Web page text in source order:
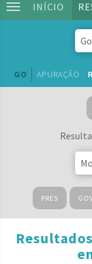
INÍCIO
GO APURAÇÃO
PRES